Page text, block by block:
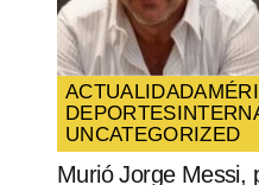
ACTUALIDAD
DEPORTES
UNCATEGORIZED
Murió Jorge Messi,